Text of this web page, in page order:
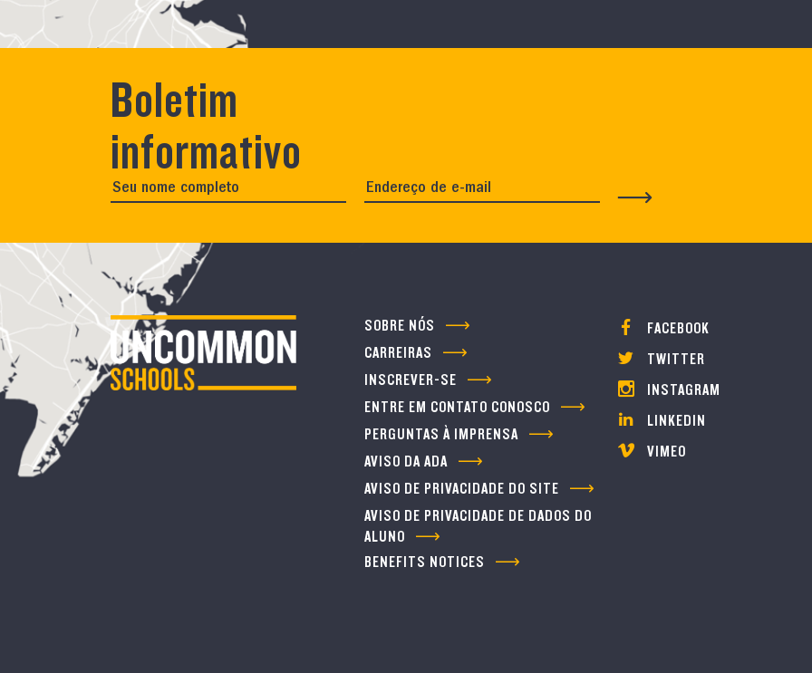
Boletim
informativo
SOBRE NÓS
CARREIRAS
INSCREVER-SE
ENTRE EM CONTATO CONOSCO
PERGUNTAS À IMPRENSA
AVISO DA ADA
AVISO DE PRIVACIDADE DO SITE
AVISO DE PRIVACIDADE DE DADOS DO
ALUNO
BENEFITS NOTICES
FACEBOOK
TWITTER
INSTAGRAM
LINKEDIN
VIMEO